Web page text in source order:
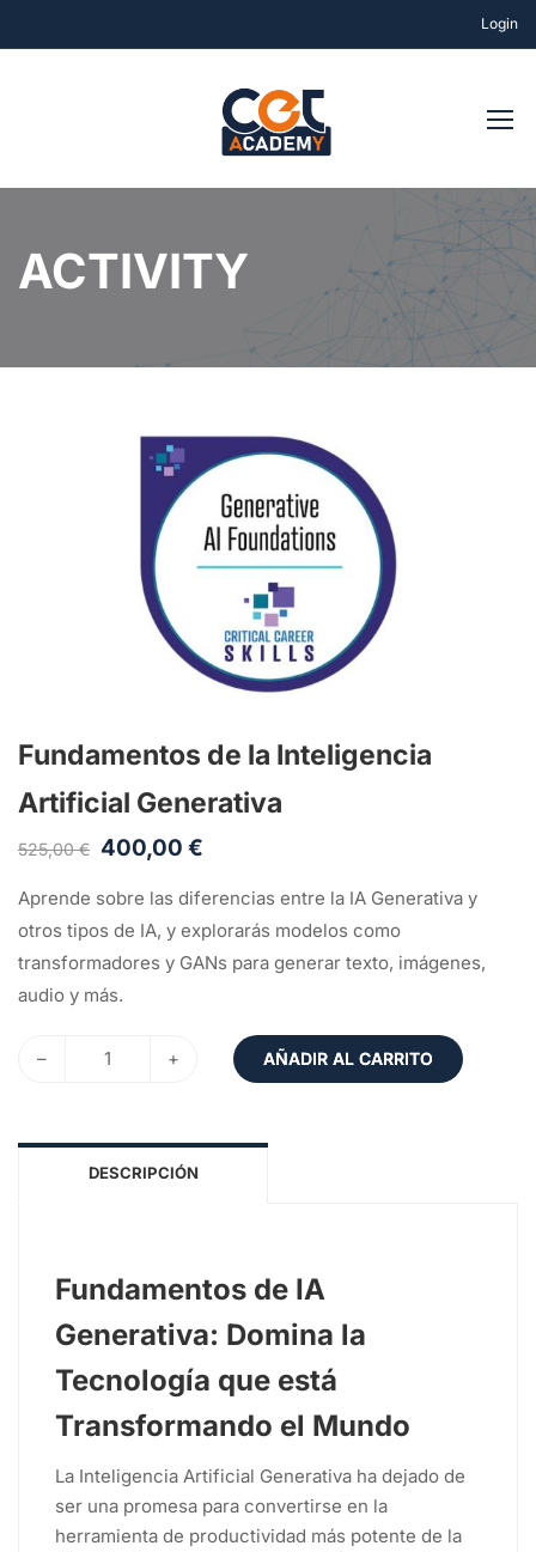
Login
ACTIVITY
Fundamentos de la Inteligencia
Artificial Generativa
525,00€ 400,00 €
Aprende sobre las diferencias entre la IA Generativa y
otros tipos de IA, y explorarás modelos como
transformadores y GANs para generar texto, imágenes,
audio y más.
– + AÑADIR AL CARRITO
DESCRIPCIÓN
Fundamentos de IA
Generativa: Domina la
Tecnología que está
Transformando el Mundo
La Inteligencia Artificial Generativa ha dejado de
ser una promesa para convertirse en la
herramienta de productividad más potente de la